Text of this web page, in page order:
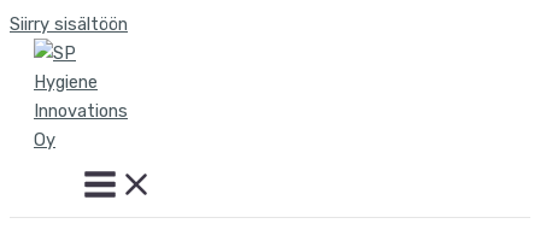
Siirry sisältöön